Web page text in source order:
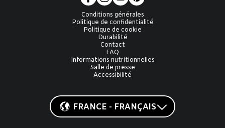
Conditions générales
Politique de confidentialité
Politique de cookie
Durabilité
Contact
FAQ
Informations nutritionnelles
Salle de presse
Accessibilité
FRANCE - FRANÇAIS